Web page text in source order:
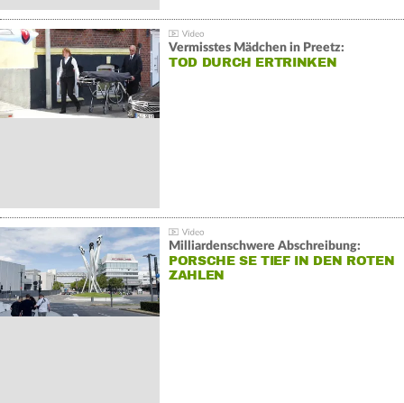
Vermisstes Mädchen in Preetz:
TOD DURCH ERTRINKEN
Milliardenschwere Abschreibung:
PORSCHE SE TIEF IN DEN ROTEN
ZAHLEN